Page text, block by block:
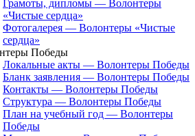
Грамоты, дипломы — Волонтеры
«Чистые сердца»
Фотогалерея — Волонтеры «Чистые
сердца»
Победы
Локальные акты — Волонтеры Победы
Бланк заявления — Волонтеры Победы
Контакты — Волонтеры Победы
Структура — Волонтеры Победы
План на учебный год — Волонтеры
Победы